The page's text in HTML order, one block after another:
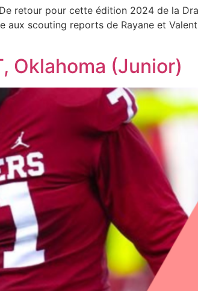
retour pour cette édition 2024 de la
aux scouting reports de Rayane et
Oklahoma (Junior)